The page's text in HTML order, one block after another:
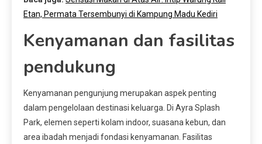
Etan, Permata Tersembunyi di Kampung Madu Kediri
Kenyamanan dan fasilitas
pendukung
Kenyamanan pengunjung merupakan aspek penting
dalam pengelolaan destinasi keluarga. Di Ayra Splash
Park, elemen seperti kolam indoor, suasana kebun, dan
area ibadah menjadi fondasi kenyamanan. Fasilitas